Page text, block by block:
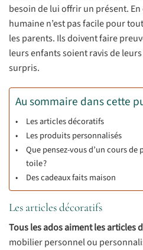
besoin de lui offrir un présent.
humaine n’est pas facile pour
les parents. Ils doivent faire
leurs enfants soient ravis de
surpris.
Au sommaire dans cette
Les articles décoratifs
Les produits personnalisés
Que pensez-vous d’un cours de
toile ?
Des cadeaux faits maison
Les articles décoratifs
Tous les ados aiment les articles
mobilier personnel ou